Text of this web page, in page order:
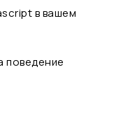
в вашем
поведение